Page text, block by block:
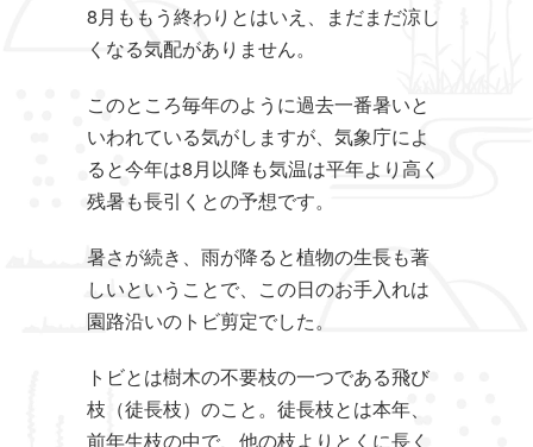
8月ももう終わりとはいえ、まだまだ涼し
くなる気配がありません。
このところ毎年のように過去一番暑いと
いわれている気がしますが、気象庁によ
ると今年は8月以降も気温は平年より高く
残暑も長引くとの予想です。
暑さが続き、雨が降ると植物の生長も著
しいということで、この日のお手入れは
園路沿いのトビ剪定でした。
トビとは樹木の不要枝の一つである飛び
枝（徒長枝）のこと。徒長枝とは本年、
前年生枝の中で、他の枝よりとくに長く